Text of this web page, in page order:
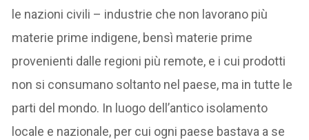
le nazioni civili – industrie che non lavorano più
materie prime indigene, bensì materie prime
provenienti dalle regioni più remote, e i cui prodotti
non si consumano soltanto nel paese, ma in tutte le
parti del mondo. In luogo dell’antico isolamento
locale e nazionale, per cui ogni paese bastava a se